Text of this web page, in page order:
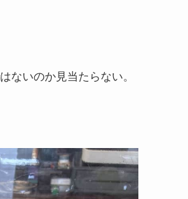
ないのか見当たらない。